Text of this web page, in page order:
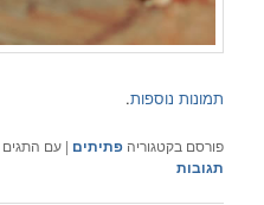
תמונות נוספות.
פורסם בקטגוריה פתיתים |עם התגים
תגובות